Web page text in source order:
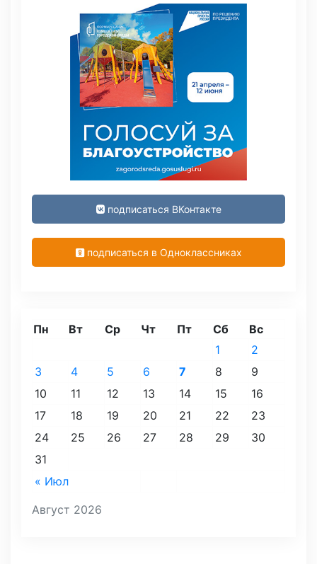
подписаться ВКонтакте
подписаться в Одноклассниках
Август 2026
Пн Вт Ср Чт Пт Сб Вс
« Июл
1
2
3
4 5 6 7 8
9
10
11 12 13 14 15
16
17
18 19 20 21 22
23
24
25 26 27 28 29
30
31